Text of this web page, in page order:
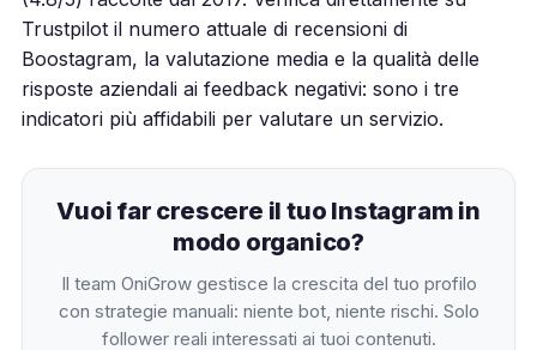
Trustpilot il numero attuale di recensioni di
Boostagram, la valutazione media e la qualità delle
risposte aziendali ai feedback negativi: sono i tre
indicatori più affidabili per valutare un servizio.
Vuoi far crescere il tuo Instagram in
modo organico?
Il team OniGrow gestisce la crescita del tuo profilo
con strategie manuali: niente bot, niente rischi. Solo
follower reali interessati ai tuoi contenuti.